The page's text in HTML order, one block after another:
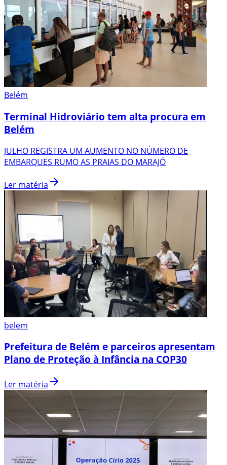
Belém
Terminal Hidroviário tem alta procura em
Belém
JULHO REGISTRA UM AUMENTO NO NÚMERO DE
EMBARQUES RUMO AS PRAIAS DO MARAJÓ
Ler matéria
belem
Prefeitura de Belém e parceiros apresentam
Plano de Proteção à Infância na COP30
Ler matéria